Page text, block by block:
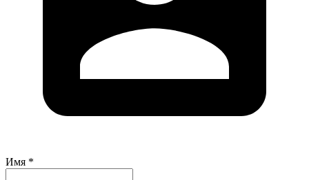
Имя *